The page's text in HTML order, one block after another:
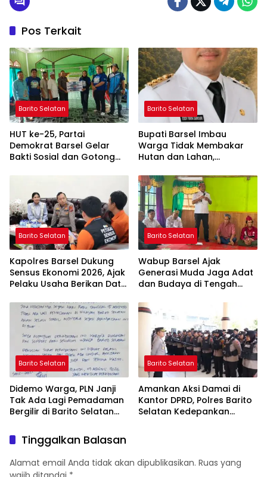
Pos Terkait
Barito Selatan
HUT ke-25, Partai
Demokrat Barsel Gelar
Bakti Sosial dan Gotong
Ashfiya
Barito Selatan
Bupati Barsel Imbau
Warga Tidak Membakar
Hutan dan Lahan,
Bebas Kabut Asap
Barito Selatan
Kapolres Barsel Dukung
Sensus Ekonomi 2026, Ajak
Pelaku Usaha Berikan Data
Barito Selatan
Wabup Barsel Ajak
Generasi Muda Jaga Adat
dan Budaya di Tengah
Barito Selatan
Didemo Warga, PLN Janji
Tak Ada Lagi Pemadaman
Bergilir di Barito Selatan
Barito Selatan
Amankan Aksi Damai di
Kantor DPRD, Polres Barito
Selatan Kedepankan
Tinggalkan Balasan
Alamat email Anda tidak akan dipublikasikan. Ruas yang